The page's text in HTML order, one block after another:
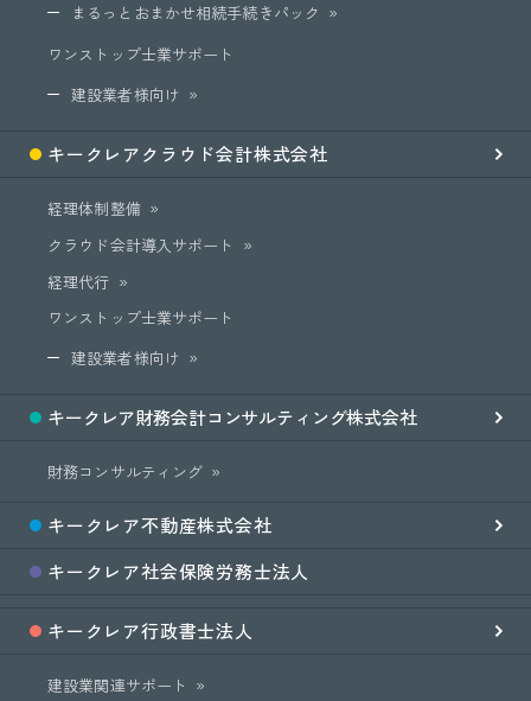
まるっとおまかせ相続手続きパック
ワンストップ士業サポート
建設業者様向け
キークレアクラウド会計株式会社
経理体制整備
クラウド会計導入サポート
経理代行
ワンストップ士業サポート
建設業者様向け
キークレア財務会計コンサルティング株式会社
財務コンサルティング
キークレア不動産株式会社
キークレア社会保険労務士法人
キークレア行政書士法人
建設業関連サポート